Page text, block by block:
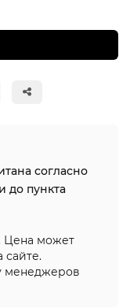
согласно
до пункта
Цена может
сайте.
менеджеров